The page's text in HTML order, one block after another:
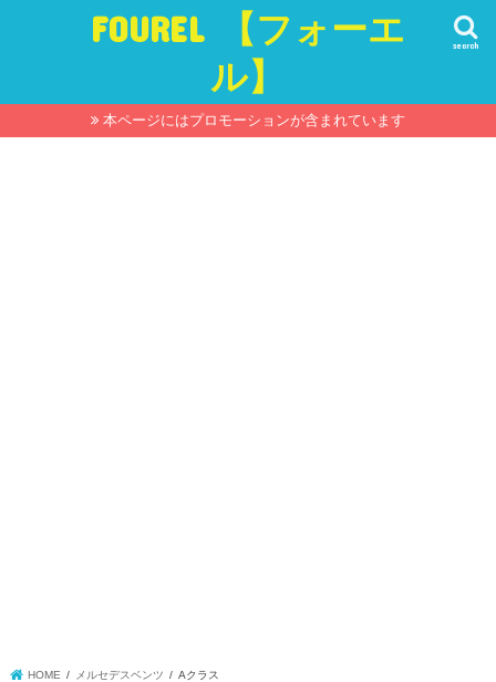
FOUREL 【フォーエ
ル】
search
本ページにはプロモーションが含まれています
HOME メルセデスベンツ Aクラス